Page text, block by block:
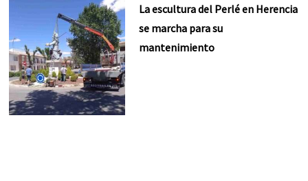
La escultura del Perlé en Herencia
se marcha para su
mantenimiento